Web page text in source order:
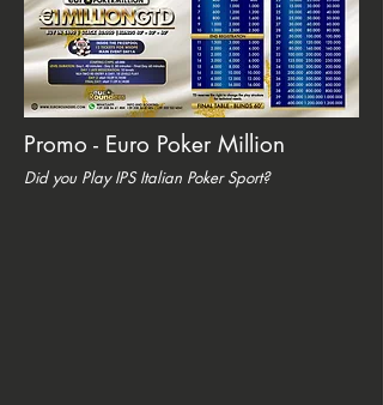
Promo - Euro Poker Million
Did you Play IPS Italian Poker Sport?